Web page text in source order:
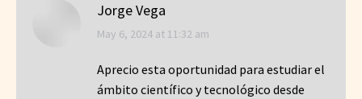
Jorge Vega
says:
May 6, 2024 at 11:32 am
Aprecio esta oportunidad para estudiar el
ámbito científico y tecnológico desde